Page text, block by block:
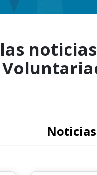
Noticias